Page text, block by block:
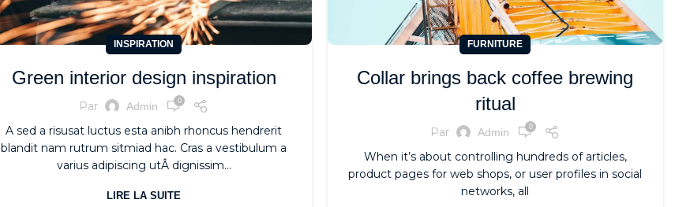
INSPIRATION
Green interior design inspiration
Par Admin 0
A sed a risusat luctus esta anibh rhoncus hendrerit
blandit nam rutrum sitmiad hac. Cras a vestibulum a
varius adipiscing utÂ dignissim...
LIRE LA SUITE
FURNITURE
Collar brings back coffee brewing
ritual
Par Admin 0
When it’s about controlling hundreds of articles,
product pages for web shops, or user profiles in social
networks, all